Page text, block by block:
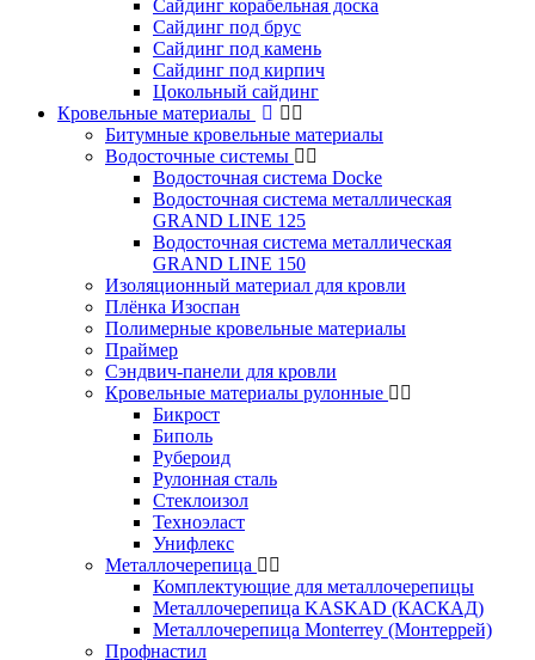
Сайдинг корабельная доска
Сайдинг под брус
Сайдинг под камень
Сайдинг под кирпич
Цокольный сайдинг
Кровельные материалы
Битумные кровельные материалы
Водосточные системы
Водосточная система Docke
Водосточная система металлическая
GRAND LINE 125
Водосточная система металлическая
GRAND LINE 150
Изоляционный материал для кровли
Плёнка Изоспан
Полимерные кровельные материалы
Праймер
Сэндвич-панели для кровли
Кровельные материалы рулонные
Бикрост
Биполь
Рубероид
Рулонная сталь
Стеклоизол
Техноэласт
Унифлекс
Металлочерепица
Комплектующие для металлочерепицы
Металлочерепица KASKAD (КАСКАД)
Металлочерепица Monterrey (Монтеррей)
Профнастил